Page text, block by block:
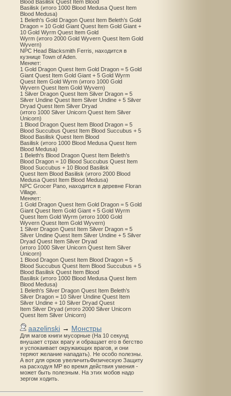
Blood Basilisk Quest Item Blood
Basilisk (итого 1000 Blood Medusa Quest Item
Blood Medusa)
1 Beleth's Gold Dragon Quest Item Beleth’s Gold
Dragon = 10 Gold Giant Quest Item Gold Giant +
10 Gold Wyrm Quest Item Gold
Wyrm (итого 2000 Gold Wyvern Quest Item Gold
Wyvern)
NPC Head Blacksmith Ferris, находится в
кузнице Town of Aden.
Меняет:
1 Gold Dragon Quest Item Gold Dragon = 5 Gold
Giant Quest Item Gold Giant + 5 Gold Wyrm
Quest Item Gold Wyrm (итого 1000 Gold
Wyvern Quest Item Gold Wyvern)
1 Silver Dragon Quest Item Silver Dragon = 5
Silver Undine Quest Item Silver Undine + 5 Silver
Dryad Quest Item Silver Dryad
(итого 1000 Silver Unicorn Quest Item Silver
Unicorn)
1 Blood Dragon Quest Item Blood Dragon = 5
Blood Succubus Quest Item Blood Succubus + 5
Blood Basilisk Quest Item Blood
Basilisk (итого 1000 Blood Medusa Quest Item
Blood Medusa)
1 Beleth's Blood Dragon Quest Item Beleth’s
Blood Dragon = 10 Blood Succubus Quest Item
Blood Succubus + 10 Blood Basilisk
Quest Item Blood Basilisk (итого 2000 Blood
Medusa Quest Item Blood Medusa)
NPC Grocer Pano, находится в деревне Floran
Village.
Меняет:
1 Gold Dragon Quest Item Gold Dragon = 5 Gold
Giant Quest Item Gold Giant + 5 Gold Wyrm
Quest Item Gold Wyrm (итого 1000 Gold
Wyvern Quest Item Gold Wyvern)
1 Silver Dragon Quest Item Silver Dragon = 5
Silver Undine Quest Item Silver Undine + 5 Silver
Dryad Quest Item Silver Dryad
(итого 1000 Silver Unicorn Quest Item Silver
Unicorn)
1 Blood Dragon Quest Item Blood Dragon = 5
Blood Succubus Quest Item Blood Succubus + 5
Blood Basilisk Quest Item Blood
Basilisk (итого 1000 Blood Medusa Quest Item
Blood Medusa)
1 Beleth's Silver Dragon Quest Item Beleth’s
Silver Dragon = 10 Silver Undine Quest Item
Silver Undine + 10 Silver Dryad Quest
Item Silver Dryad (итого 2000 Silver Unicorn
Quest Item Silver Unicorn)
aazelinski → Монстры
Для магов книги мусорные (На 10 секунд
внушает страх врагу и обращает его в бегство
и успокаивает окружающих врагов, и они
теряют желание нападать). Не особо полезны.
А вот для орков увеличитьФизическую Защиту
на расходуя MP во время действия умения -
может быть полезным. На этих мобов надо
зергом ходить.